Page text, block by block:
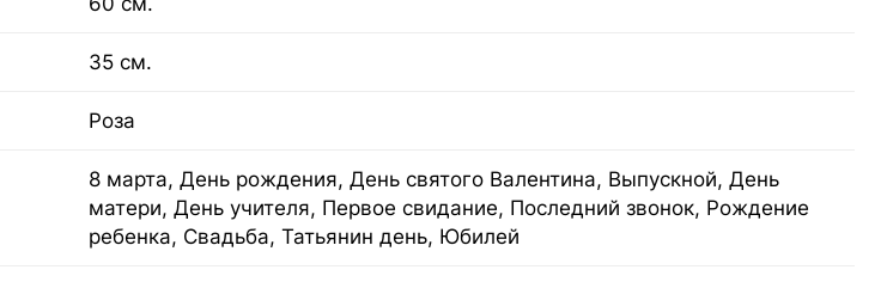
35 см.
Роза
8 марта, День рождения, День святого Валентина, Выпускной, День
матери, День учителя, Первое свидание, Последний звонок, Рождение
ребенка, Свадьба, Татьянин день, Юбилей